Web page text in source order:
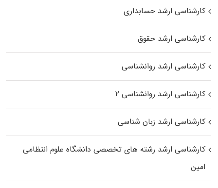
کارشناسی ارشد حسابداری
کارشناسی ارشد حقوق
کارشناسی ارشد روانشناسی
کارشناسی ارشد روانشناسی ۲
کارشناسی ارشد زبان شناسی
کارشناسی ارشد رﺷﺘﻪ ﻫﺎی تخصصی داﻧﺸﮕﺎه ﻋﻠﻮم انتظامی
اﻣﻴﻦ